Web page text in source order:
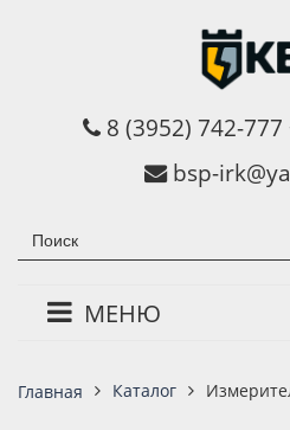
8 (3952) 742-777
bsp-
МЕНЮ
Главная Каталог